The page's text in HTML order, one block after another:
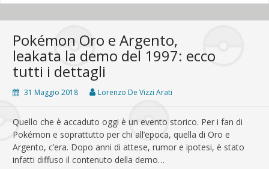
Pokémon Oro e Argento,
leakata la demo del 1997: ecco
tutti i dettagli
31 Maggio 2018 Lorenzo De Vizzi Arati
Quello che è accaduto oggi è un evento storico. Per i fan di
Pokémon e soprattutto per chi all’epoca, quella di Oro e
Argento, c’era. Dopo anni di attese, rumor e ipotesi, è stato
infatti diffuso il contenuto della demo…